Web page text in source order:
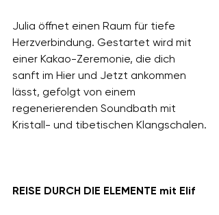
Julia öffnet einen Raum für tiefe
Herzverbindung. Gestartet wird mit
einer Kakao-Zeremonie, die dich
sanft im Hier und Jetzt ankommen
lässt, gefolgt von einem
regenerierenden Soundbath mit
Kristall- und tibetischen Klangschalen.
REISE DURCH DIE ELEMENTE mit Elif